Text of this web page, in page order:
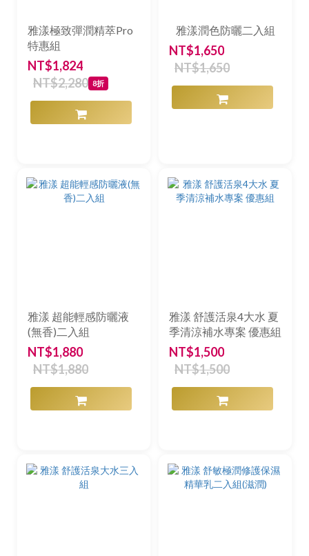
雅漾極致彈潤精萃Pro
特惠組
NT$1,824
NT$2,280 8折
雅漾潤色防曬二入組
NT$1,650
NT$1,650
雅漾 超能輕感防曬液
(無香)二入組
NT$1,880
NT$1,880
雅漾 舒護活泉4大水 夏
季清涼補水專案 優惠組
NT$1,500
NT$1,500